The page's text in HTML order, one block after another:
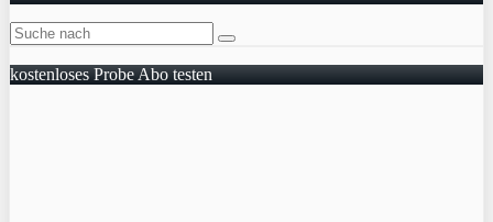
kostenloses Probe Abo testen